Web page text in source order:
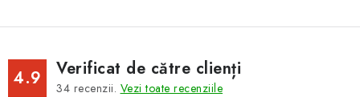
4.9 Verificat de către clienți
34 recenzii. Vezi toate recenziile